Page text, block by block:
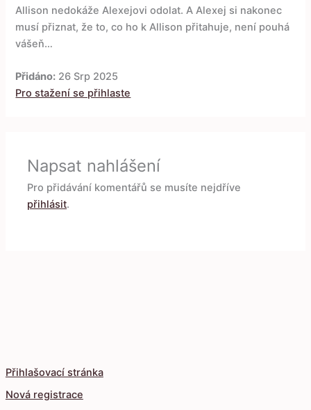
Přihlašovací stránka
Nová registrace
Allison nedokáže Alexejovi odolat. A Alexej si nakonec
musí přiznat, že to, co ho k Allison přitahuje, není pouhá
vášeň…
Přidáno: 26 Srp 2025
Pro stažení se přihlaste
Napsat nahlášení
Pro přidávání komentářů se musíte nejdříve
přihlásit.